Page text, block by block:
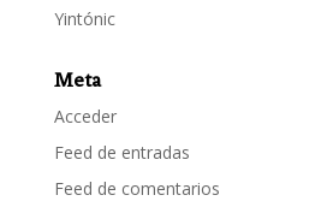
Yintónic
Meta
Acceder
Feed de entradas
Feed de comentarios